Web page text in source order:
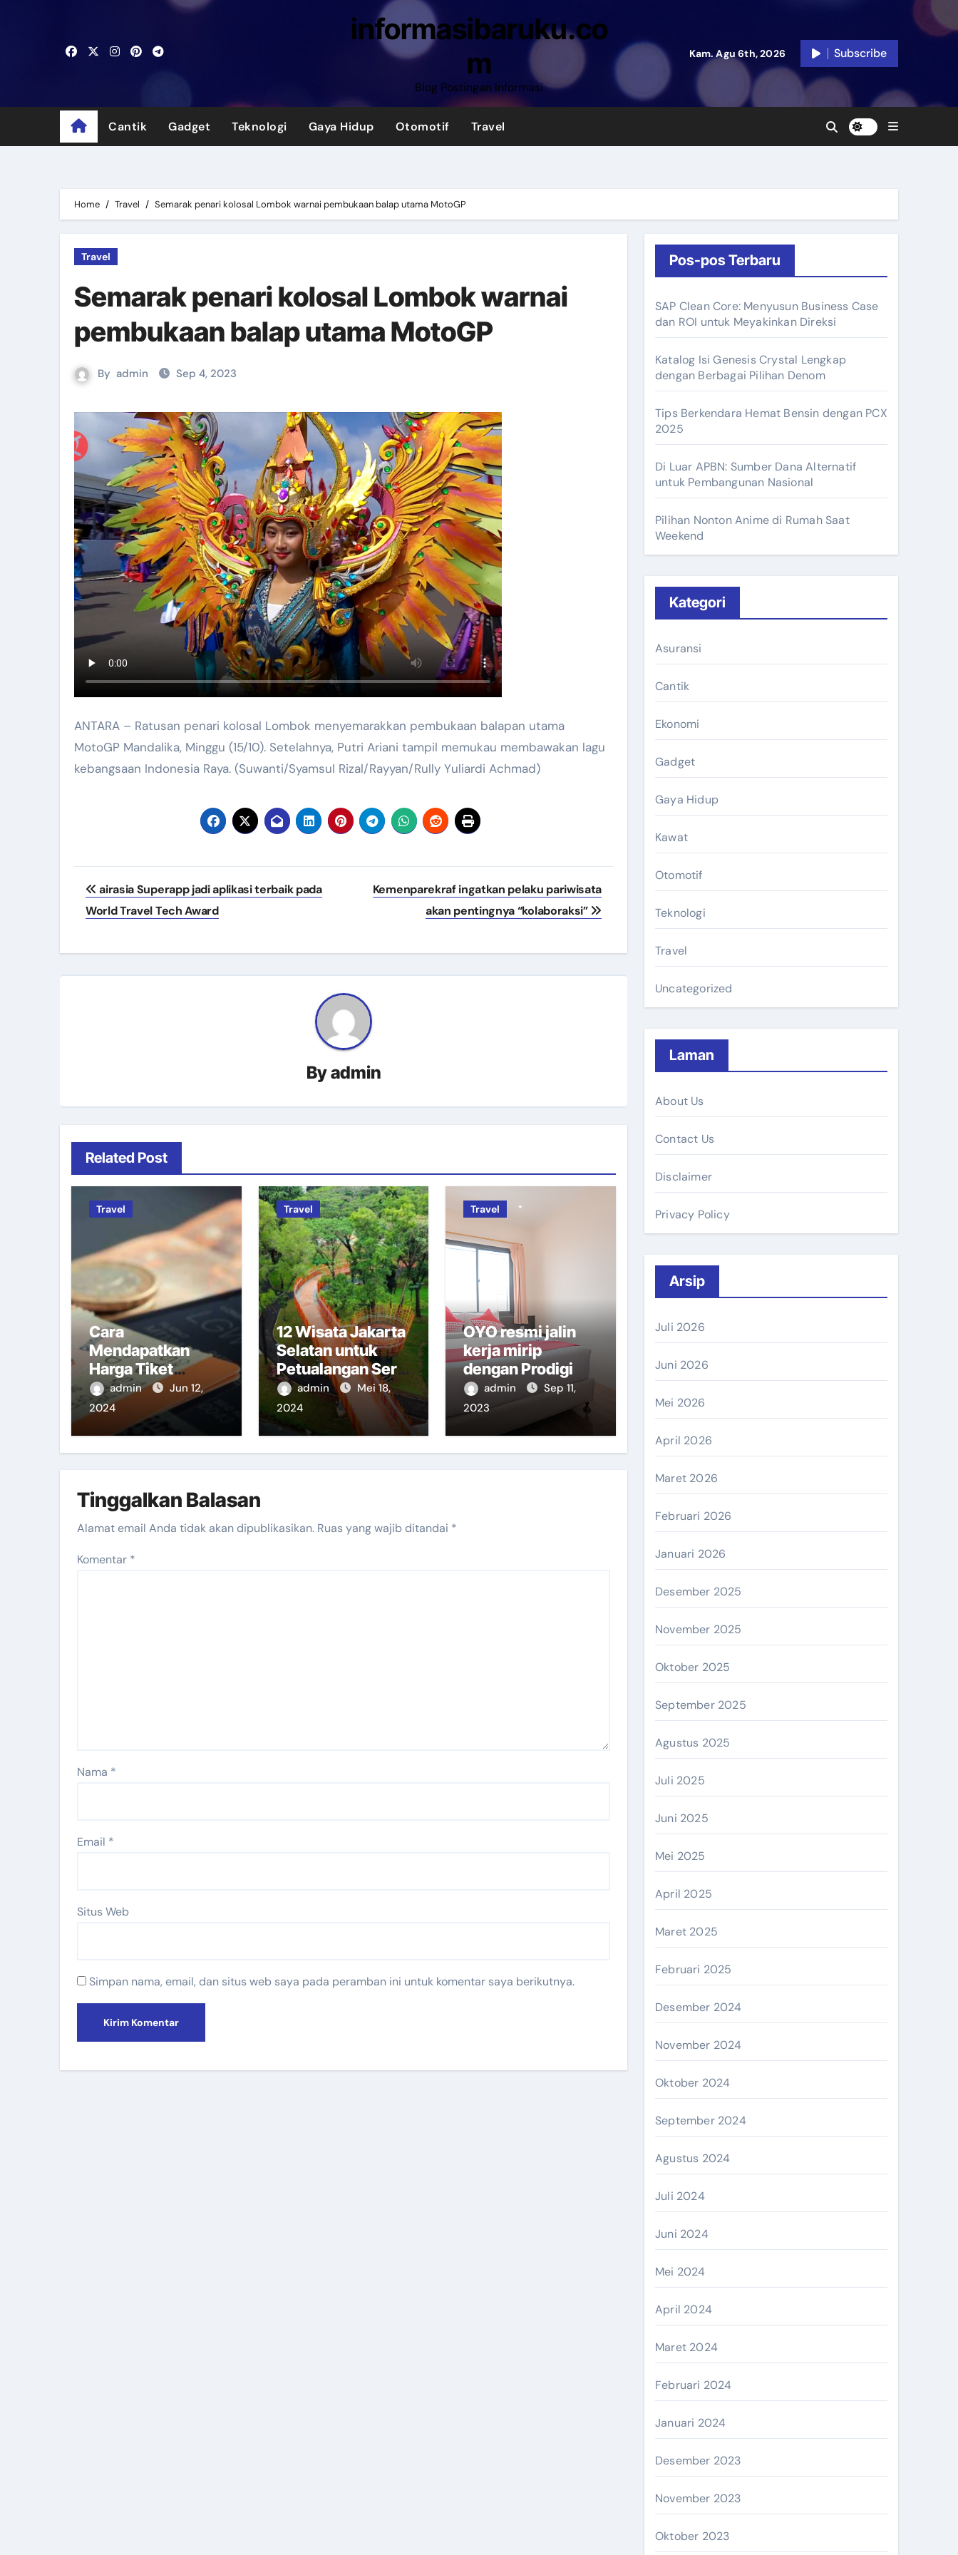
informasibaruku.co
m
Blog Postingan Informasi
Kam. Agu 6th, 2026 Subscribe
Cantik Gadget Teknologi Gaya Hidup Otomotif Travel
Home Travel Semarak penari kolosal Lombok warnai pembukaan balap utama MotoGP
Travel
Semarak penari kolosal Lombok warnai
pembukaan balap utama MotoGP
By admin Sep 4, 2023
ANTARA – Ratusan penari kolosal Lombok menyemarakkan pembukaan balapan utama
MotoGP Mandalika, Minggu (15/10). Setelahnya, Putri Ariani tampil memukau membawakan lagu
kebangsaan Indonesia Raya. (Suwanti/Syamsul Rizal/Rayyan/Rully Yuliardi Achmad)​​​​​​
Navigasi
pos
airasia Superapp jadi aplikasi terbaik pada
World Travel Tech Award
Kemenparekraf ingatkan pelaku pariwisata
akan pentingnya “kolaboraksi”
Byadmin
Related Post
Travel
Cara
Mendapatkan
Harga Tiket
Jakarta Singapore
Lebih Murah
admin
Jun 12,
2024
Travel
12 Wisata Jakarta
Selatan untuk
Petualangan Seru
Bersama Keluarga
admin
Mei 18,
2024
Travel
OYO resmi jalin
kerja mirip
dengan Prodigi
admin
Sep 11,
2023
Tinggalkan Balasan
Alamat email Anda tidak akan dipublikasikan. Ruas yang wajib ditandai *
Komentar *
Nama *
Email *
Situs Web
Simpan nama, email, dan situs web saya pada peramban ini untuk komentar saya berikutnya.
Pos-pos Terbaru
SAP Clean Core: Menyusun Business Case
dan ROI untuk Meyakinkan Direksi
Katalog Isi Genesis Crystal Lengkap
dengan Berbagai Pilihan Denom
Tips Berkendara Hemat Bensin dengan PCX
2025
Di Luar APBN: Sumber Dana Alternatif
untuk Pembangunan Nasional
Pilihan Nonton Anime di Rumah Saat
Weekend
Kategori
Asuransi
Cantik
Ekonomi
Gadget
Gaya Hidup
Kawat
Otomotif
Teknologi
Travel
Uncategorized
Laman
About Us
Contact Us
Disclaimer
Privacy Policy
Arsip
Juli 2026
Juni 2026
Mei 2026
April 2026
Maret 2026
Februari 2026
Januari 2026
Desember 2025
November 2025
Oktober 2025
September 2025
Agustus 2025
Juli 2025
Juni 2025
Mei 2025
April 2025
Maret 2025
Februari 2025
Desember 2024
November 2024
Oktober 2024
September 2024
Agustus 2024
Juli 2024
Juni 2024
Mei 2024
April 2024
Maret 2024
Februari 2024
Januari 2024
Desember 2023
November 2023
Oktober 2023